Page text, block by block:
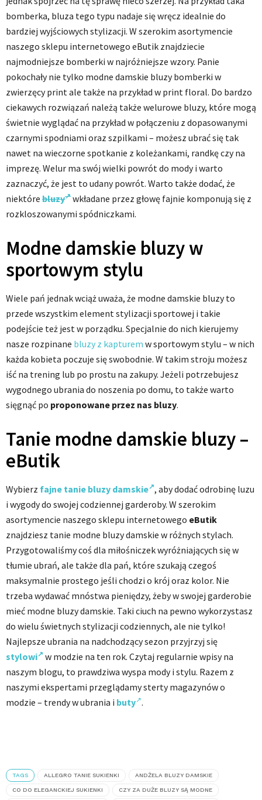
bomberka, bluza tego typu nadaje się wręcz idealnie do
bardziej wyjściowych stylizacji. W szerokim asortymencie
naszego sklepu internetowego eButik znajdziecie
najmodniejsze bomberki w najróżniejsze wzory. Panie
pokochały nie tylko modne damskie bluzy bomberki w
zwierzęcy print ale także na przykład w print floral. Do bardzo
ciekawych rozwiązań należą także welurowe bluzy, które mogą
świetnie wyglądać na przykład w połączeniu z dopasowanymi
czarnymi spodniami oraz szpilkami – możesz ubrać się tak
nawet na wieczorne spotkanie z koleżankami, randkę czy na
imprezę. Welur ma swój wielki powrót do mody i warto
zaznaczyć, że jest to udany powrót. Warto także dodać, że
niektóre bluzy
wkładane przez głowę fajnie komponują się z
rozkloszowanymi spódniczkami.
Modne damskie bluzy w
sportowym stylu
Wiele pań jednak wciąż uważa, że modne damskie bluzy to
przede wszystkim element stylizacji sportowej i takie
podejście też jest w porządku. Specjalnie do nich kierujemy
nasze rozpinane bluzy z kapturem w sportowym stylu – w nich
każda kobieta poczuje się swobodnie. W takim stroju możesz
iść na trening lub po prostu na zakupy. Jeżeli potrzebujesz
wygodnego ubrania do noszenia po domu, to także warto
sięgnąć po proponowane przez nas bluzy.
Tanie modne damskie bluzy –
eButik
Wybierz fajne tanie bluzy damskie , aby dodać odrobinę luzu
i wygody do swojej codziennej garderoby. W szerokim
asortymencie naszego sklepu internetowego eButik
znajdziesz tanie modne bluzy damskie w różnych stylach.
Przygotowaliśmy coś dla miłośniczek wyróżniających się w
tłumie ubrań, ale także dla pań, które szukają czegoś
maksymalnie prostego jeśli chodzi o krój oraz kolor. Nie
trzeba wydawać mnóstwa pieniędzy, żeby w swojej garderobie
mieć modne bluzy damskie. Taki ciuch na pewno wykorzystasz
do wielu świetnych stylizacji codziennych, ale nie tylko!
Najlepsze ubrania na nadchodzący sezon przyjrzyj się
stylowi
w modzie na ten rok. Czytaj regularnie wpisy na
naszym blogu, to prawdziwa wyspa mody i stylu. Razem z
naszymi ekspertami przeglądamy sterty magazynów o
modzie – trendy w ubrania i buty .
TAGS ALLEGRO TANIE SUKIENKI ANDŻELA BLUZY DAMSKIE
CO DO ELEGANCKIEJ SUKIENKI CZY ZA DUŻE BLUZY SĄ MODNE